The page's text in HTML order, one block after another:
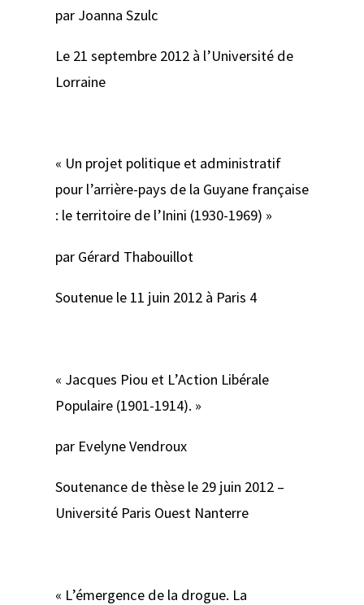
par Joanna Szulc
Le 21 septembre 2012 à l’Université de
Lorraine
« Un projet politique et administratif
pour l’arrière-pays de la Guyane française
: le territoire de l’Inini (1930-1969) »
par Gérard Thabouillot
Soutenue le 11 juin 2012 à Paris 4
« Jacques Piou et L’Action Libérale
Populaire (1901-1914). »
par Evelyne Vendroux
Soutenance de thèse le 29 juin 2012 –
Université Paris Ouest Nanterre
« L’émergence de la drogue. La